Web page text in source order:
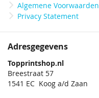
Algemene Voorwaarden
Privacy Statement
Adresgegevens
Topprintshop.nl
Breestraat 57
1541 EC Koog a/d Zaan